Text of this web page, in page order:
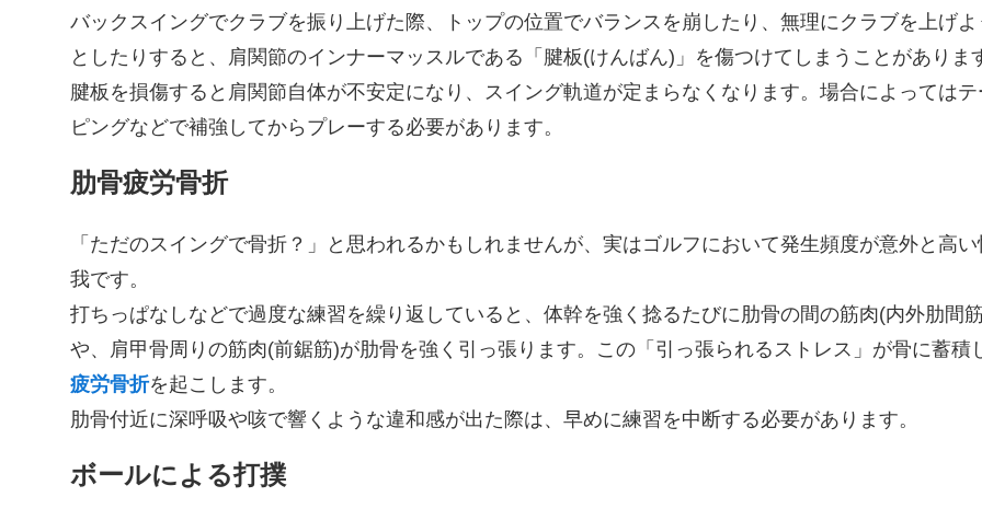
バックスイングでクラブを振り上げた際、トップの位置でバランスを崩したり、無理にクラブを上げよ
としたりすると、肩関節のインナーマッスルである「腱板(けんばん)」を傷つけてしまうことがありま
腱板を損傷すると肩関節自体が不安定になり、スイング軌道が定まらなくなります。場合によってはテ
ピングなどで補強してからプレーする必要があります。
肋骨疲労骨折
「ただのスイングで骨折？」と思われるかもしれませんが、実はゴルフにおいて発生頻度が意外と高い
我です。
打ちっぱなしなどで過度な練習を繰り返していると、体幹を強く捻るたびに肋骨の間の筋肉(内外肋間
や、肩甲骨周りの筋肉(前鋸筋)が肋骨を強く引っ張ります。この「引っ張られるストレス」が骨に蓄積
疲労骨折を起こします。
肋骨付近に深呼吸や咳で響くような違和感が出た際は、早めに練習を中断する必要があります。
ボールによる打撲